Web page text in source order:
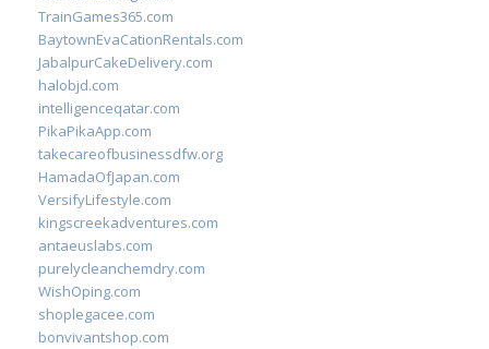
TrainGames365.com
BaytownEvaCationRentals.com
JabalpurCakeDelivery.com
halobjd.com
intelligenceqatar.com
PikaPikaApp.com
takecareofbusinessdfw.org
HamadaOfJapan.com
VersifyLifestyle.com
kingscreekadventures.com
antaeuslabs.com
purelycleanchemdry.com
WishOping.com
shoplegacee.com
bonvivantshop.com